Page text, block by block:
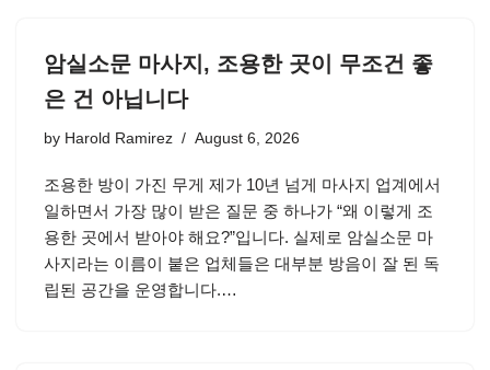
암실소문 마사지, 조용한 곳이 무조건 좋
은 건 아닙니다
by Harold Ramirez August 6, 2026
조용한 방이 가진 무게 제가 10년 넘게 마사지 업계에서
일하면서 가장 많이 받은 질문 중 하나가 “왜 이렇게 조
용한 곳에서 받아야 해요?”입니다. 실제로 암실소문 마
사지라는 이름이 붙은 업체들은 대부분 방음이 잘 된 독
립된 공간을 운영합니다.…